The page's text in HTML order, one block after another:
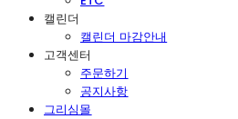
캘린더
캘린더 마감안내
고객센터
주문하기
공지사항
그리심몰